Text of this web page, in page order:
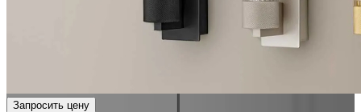
Запросить цену